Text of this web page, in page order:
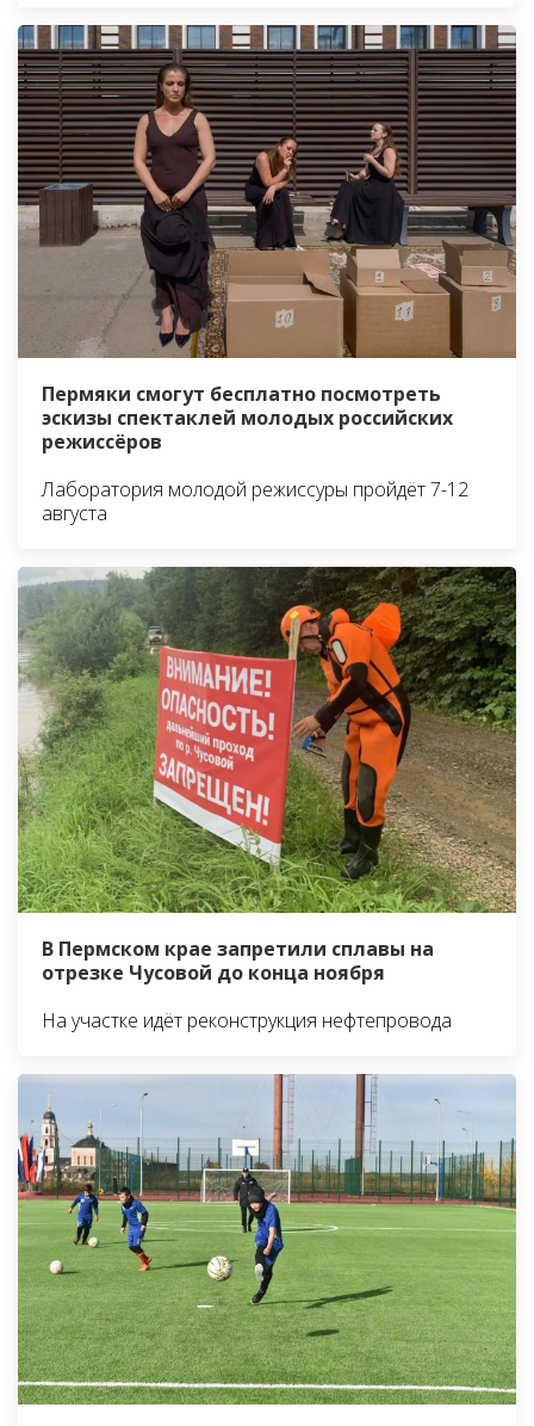
Пермяки смогут бесплатно посмотреть
эскизы спектаклей молодых российских
режиссёров
Лаборатория молодой режиссуры пройдёт 7-12
августа
В Пермском крае запретили сплавы на
отрезке Чусовой до конца ноября
На участке идёт реконструкция нефтепровода